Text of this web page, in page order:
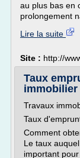
au plus bas en
prolongement
Lire la suite
Site : http://
Taux
immobilier
Travaux
Taux
Comment
Le taux
important